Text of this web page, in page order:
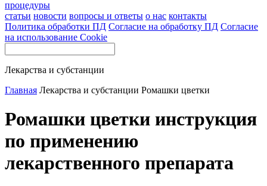
процедуры
статьи новости вопросы и ответы о нас контакты
Политика обработки ПД Согласие на обработку ПД Согласие
на использование Cookie
Лекарства и субстанции
Главная Лекарства и субстанции Ромашки цветки
Ромашки цветки инструкция
по применению
лекарственного препарата